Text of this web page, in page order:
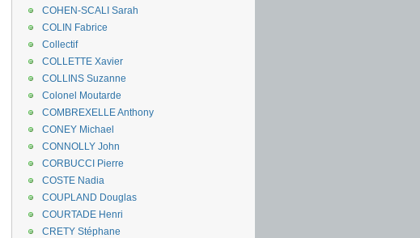
COHEN-SCALI Sarah
COLIN Fabrice
Collectif
COLLETTE Xavier
COLLINS Suzanne
Colonel Moutarde
COMBREXELLE Anthony
CONEY Michael
CONNOLLY John
CORBUCCI Pierre
COSTE Nadia
COUPLAND Douglas
COURTADE Henri
CRETY Stéphane